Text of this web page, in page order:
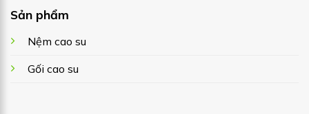
Sản phẩm
Nệm cao su
Gối cao su